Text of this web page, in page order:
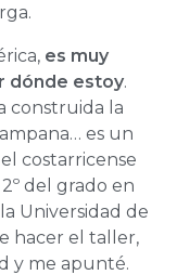
es muy
dónde estoy.
construida la
es un
costarricense
del grado en
Universidad de
hacer el taller,
y me apunté.